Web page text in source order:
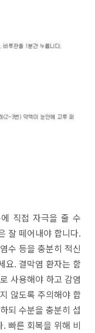
직접 자극을 줄 수
잘 떼어내야 합니다.
수 등을 충분히 적신
요. 결막염 환자는 함
사용해야 하고 감염
않도록 주의해야 합
되 수분을 충분히 섭
빠른 회복을 위해 비